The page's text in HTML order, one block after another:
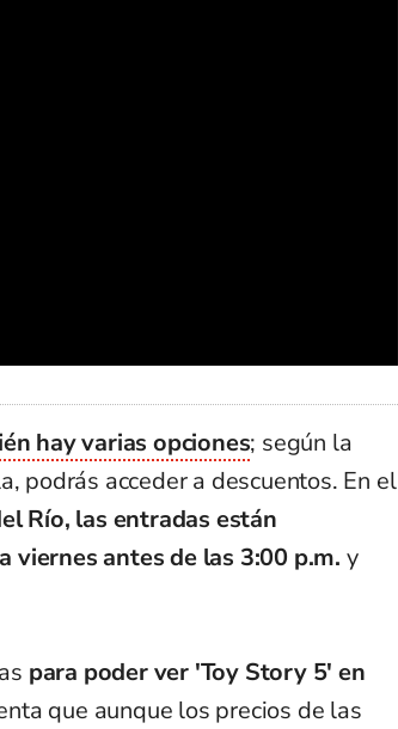
hay varias opciones; según la
podrás acceder a descuentos. En el
Río, las entradas están
viernes antes de las 3:00 p.m. y
para poder ver 'Toy Story 5' en
que aunque los precios de las